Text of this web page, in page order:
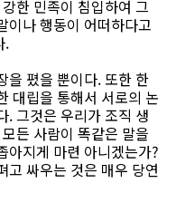
한 민족이 침입하여 그
이나 행동이 어떠하다고
.
을 폈을 뿐이다. 또한 한
대립을 통해서 서로의 논
. 그것은 우리가 조직 생
든 사람이 똑같은 말을
아지게 마련 아니겠는가?
고 싸우는 것은 매우 당연